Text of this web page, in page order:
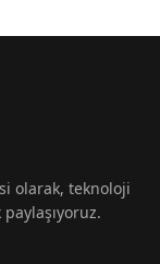
olarak, teknoloji